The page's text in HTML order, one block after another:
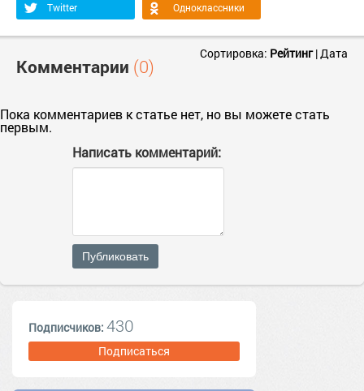
Twitter
Одноклассники
Комментарии (0)
Сортировка: Рейтинг|Дата
Пока комментариев к статье нет, но вы можете стать
первым.
Написать комментарий:
Публиковать
Подписчиков: 430
Подписаться